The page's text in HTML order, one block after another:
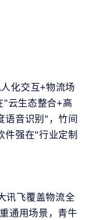
化交互+物流场
"云生态整合+高
语音识别"，竹间
件强在"行业定制
讯飞覆盖物流全
通用场景，青牛